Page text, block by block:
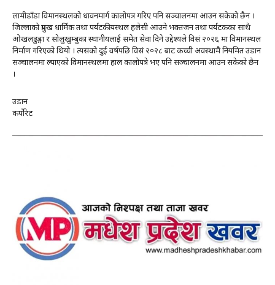
लामीडाँडा विमानस्थलको धावनमार्ग कालोपत्र गरिए पनि सञ्चालनमा आउन सकेको छैन ।
जिल्लाको प्रमुख धार्मिक तथा पर्यटकीयस्थल हलेसी आउने भक्तजन तथा पर्यटकका साथै
ओखलढुङ्गा र सोलुखुम्बुका स्थानीयलाई समेत सेवा दिने उद्देश्यले विसं २०२६ मा विमानस्थल
निर्माण गरिएको थियो । त्यसको दुई वर्षपछि विसं २०२८ बाट कच्ची अवस्थामै नियमित उडान
सञ्चालनमा ल्याएको विमानस्थलमा हाल कालोपत्रे भए पनि सञ्चालनमा आउन सकेको छैन
।
उडान
कर्पोरेट